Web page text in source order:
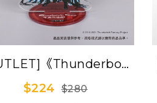
《Thunderbolt
東離劍遊紀３》角
$224 $280